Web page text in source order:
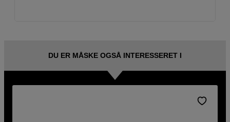
DU ER MÅSKE OGSÅ INTERESSERET I